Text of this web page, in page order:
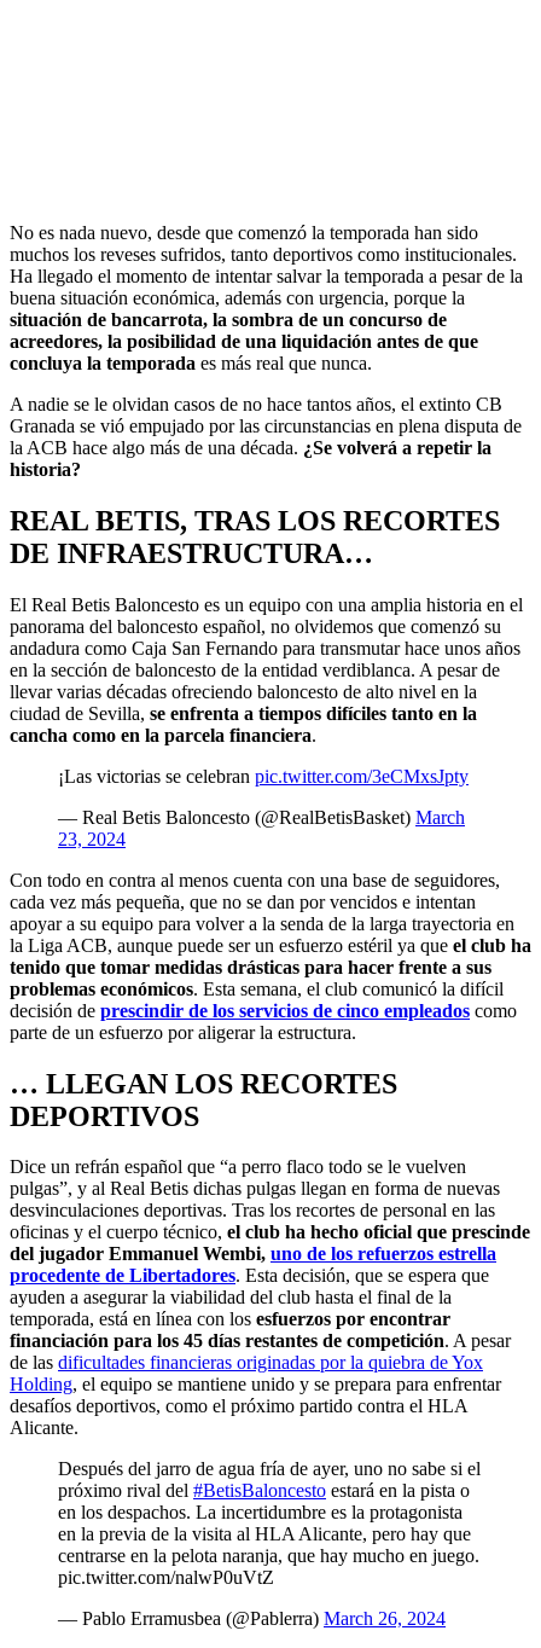
No es nada nuevo, desde que comenzó la temporada han sido
muchos los reveses sufridos, tanto deportivos como institucionales.
Ha llegado el momento de intentar salvar la temporada a pesar de la
buena situación económica, además con urgencia, porque la
situación de bancarrota, la sombra de un concurso de
acreedores, la posibilidad de una liquidación antes de que
concluya la temporada es más real que nunca.
A nadie se le olvidan casos de no hace tantos años, el extinto CB
Granada se vió empujado por las circunstancias en plena disputa de
la ACB hace algo más de una década. ¿Se volverá a repetir la
historia?
REAL BETIS, TRAS LOS RECORTES
DE INFRAESTRUCTURA…
El Real Betis Baloncesto es un equipo con una amplia historia en el
panorama del baloncesto español, no olvidemos que comenzó su
andadura como Caja San Fernando para transmutar hace unos años
en la sección de baloncesto de la entidad verdiblanca. A pesar de
llevar varias décadas ofreciendo baloncesto de alto nivel en la
ciudad de Sevilla, se enfrenta a tiempos difíciles tanto en la
cancha como en la parcela financiera.
¡Las victorias se celebran pic.twitter.com/3eCMxsJpty
— Real Betis Baloncesto (@RealBetisBasket) March
23, 2024
Con todo en contra al menos cuenta con una base de seguidores,
cada vez más pequeña, que no se dan por vencidos e intentan
apoyar a su equipo para volver a la senda de la larga trayectoria en
la Liga ACB, aunque puede ser un esfuerzo estéril ya que el club ha
tenido que tomar medidas drásticas para hacer frente a sus
problemas económicos. Esta semana, el club comunicó la difícil
decisión de prescindir de los servicios de cinco empleados como
parte de un esfuerzo por aligerar la estructura.
… LLEGAN LOS RECORTES
DEPORTIVOS
Dice un refrán español que “a perro flaco todo se le vuelven
pulgas”, y al Real Betis dichas pulgas llegan en forma de nuevas
desvinculaciones deportivas. Tras los recortes de personal en las
oficinas y el cuerpo técnico, el club ha hecho oficial que prescinde
del jugador Emmanuel Wembi, uno de los refuerzos estrella
procedente de Libertadores. Esta decisión, que se espera que
ayuden a asegurar la viabilidad del club hasta el final de la
temporada, está en línea con los esfuerzos por encontrar
financiación para los 45 días restantes de competición. A pesar
de las dificultades financieras originadas por la quiebra de Yox
Holding, el equipo se mantiene unido y se prepara para enfrentar
desafíos deportivos, como el próximo partido contra el HLA
Alicante.
Después del jarro de agua fría de ayer, uno no sabe si el
próximo rival del #BetisBaloncesto estará en la pista o
en los despachos. La incertidumbre es la protagonista
en la previa de la visita al HLA Alicante, pero hay que
centrarse en la pelota naranja, que hay mucho en juego.
pic.twitter.com/nalwP0uVtZ
— Pablo Erramusbea (@Pablerra) March 26, 2024